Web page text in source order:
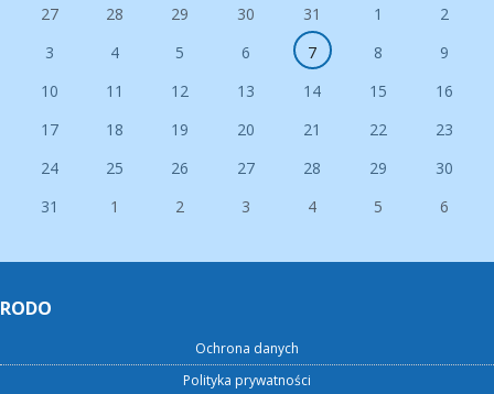
27 28 29 30 31 1
2
3
4 5 6 7 8
9
10
11 12 13 14 15
16
17
18 19 20 21 22
23
24
25 26 27 28 29
30
31
1 2 3 4 5 6
RODO
Ochrona danych
Polityka prywatności